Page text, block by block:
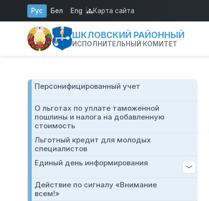
Перейти к основному содержанию
Рус Бел Eng Карта сайта
ШКЛОВСКИЙ РАЙОННЫЙ
ИСПОЛНИТЕЛЬНЫЙ КОМИТЕТ
Персонифицированный учет
О льготах по уплате таможенной
пошлины и налога на добавленную
стоимость
Льготный кредит для молодых
специалистов
Единый день информирования
Действие по сигналу «Внимание
всем!»